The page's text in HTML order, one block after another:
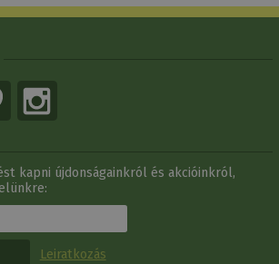
kapni újdonságainkról és akcióinkról,
Leiratkozás